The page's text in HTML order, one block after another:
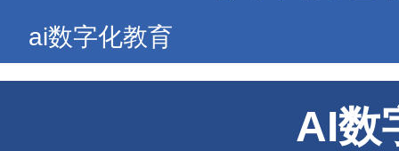
ai数字化教育
AI数